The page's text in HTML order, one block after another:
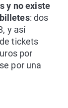
y no existe
: dos
y así
tickets
por
por una